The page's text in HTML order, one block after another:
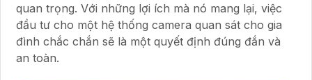
quan trọng. Với những lợi ích mà nó mang lại, việc
đầu tư cho một hệ thống camera quan sát cho gia
đình chắc chắn sẽ là một quyết định đúng đắn và
an toàn.